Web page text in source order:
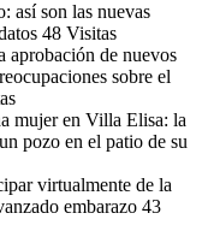
así son las nuevas
48 Visitas
aprobación de nuevos
sobre el
mujer en Villa Elisa: la
pozo en el patio de su
virtualmente de la
embarazo 43